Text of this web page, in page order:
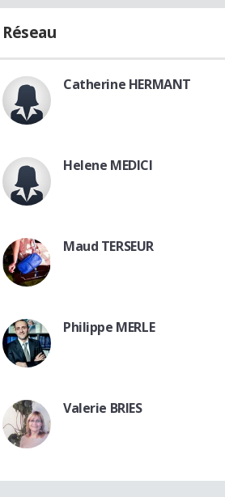
Réseau
Catherine HERMANT
Helene MEDICI
Maud TERSEUR
Philippe MERLE
Valerie BRIES